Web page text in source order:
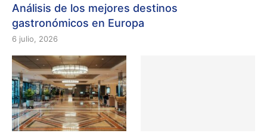
Análisis de los mejores destinos
gastronómicos en Europa
6 julio, 2026